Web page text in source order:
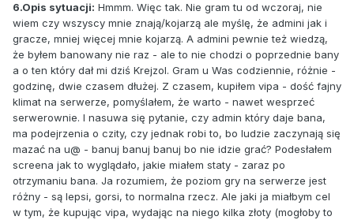
6.Opis sytuacji: Hmmm. Więc tak. Nie gram tu od wczoraj, nie
wiem czy wszyscy mnie znają/kojarzą ale myślę, że admini jak i
gracze, mniej więcej mnie kojarzą. A admini pewnie też wiedzą,
że byłem banowany nie raz - ale to nie chodzi o poprzednie bany
a o ten który dał mi dziś Krejzol. Gram u Was codziennie, różnie -
godzinę, dwie czasem dłużej. Z czasem, kupiłem vipa - dość fajny
klimat na serwerze, pomyślałem, że warto - nawet wesprzeć
serwerownie. I nasuwa się pytanie, czy admin który daje bana,
ma podejrzenia o czity, czy jednak robi to, bo ludzie zaczynają się
mazać na u@ - banuj banuj banuj bo nie idzie grać? Podesłałem
screena jak to wyglądało, jakie miałem staty - zaraz po
otrzymaniu bana. Ja rozumiem, że poziom gry na serwerze jest
różny - są lepsi, gorsi, to normalna rzecz. Ale jaki ja miałbym cel
w tym, że kupując vipa, wydając na niego kilka złoty (mogłoby to